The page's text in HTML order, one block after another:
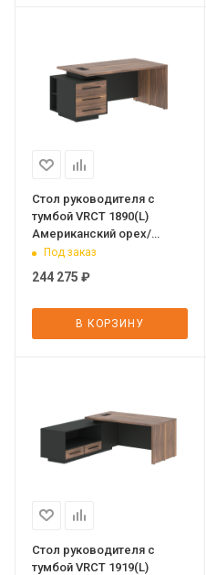
Стол руководителя с
тумбой VRCT 1890(L)
Американский орех/
Черный матовый/Яшма
черный 1800х900х750 VE
Под заказ
244 275 ₽
В КОРЗИНУ
Стол руководителя с
тумбой VRCT 1919(L)